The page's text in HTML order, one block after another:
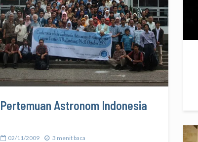
Pertemuan Astronom Indonesia
02/11/2009 3 menit baca